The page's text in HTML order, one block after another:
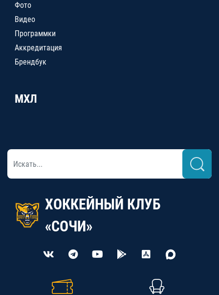
Фото
Видео
Программки
Аккредитация
Брендбук
МХЛ
ХОККЕЙНЫЙ КЛУБ
«СОЧИ»